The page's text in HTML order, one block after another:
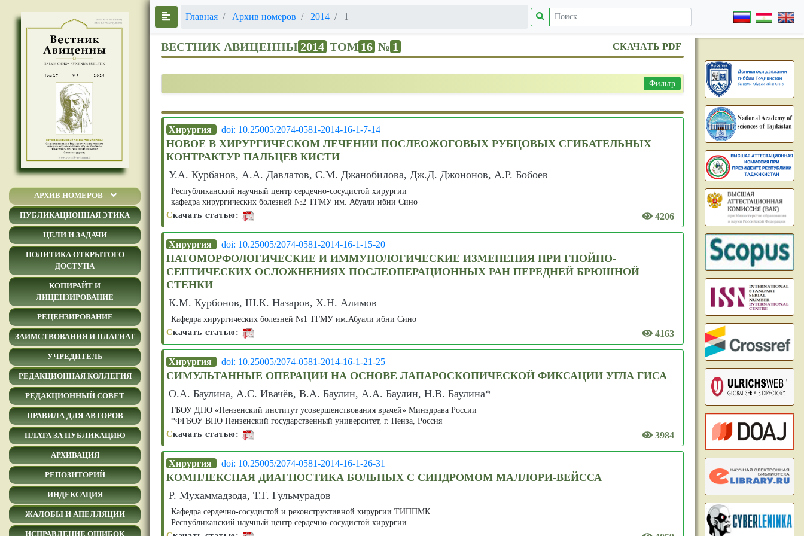
АРХИВ НОМЕРОВ
ПУБЛИКАЦИОННАЯ ЭТИКА
ЦЕЛИ И ЗАДАЧИ
ПОЛИТИКА ОТКРЫТОГО
ДОСТУПА
КОПИРАЙТ И
ЛИЦЕНЗИРОВАНИЕ
РЕЦЕНЗИРОВАНИЕ
ЗАИМСТВОВАНИЯ И ПЛАГИАТ
УЧРЕДИТЕЛЬ
РЕДАКЦИОННАЯ КОЛЛЕГИЯ
РЕДАКЦИОННЫЙ СОВЕТ
ПРАВИЛА ДЛЯ АВТОРОВ
ПЛАТА ЗА ПУБЛИКАЦИЮ
АРХИВАЦИЯ
РЕПОЗИТОРИЙ
ИНДЕКСАЦИЯ
ЖАЛОБЫ И АПЕЛЛЯЦИИ
ИСПРАВЛЕНИЕ ОШИБОК
Главная Архив номеров 2014 1
ВЕСТНИК АВИЦЕННЫ2014 ТОМ 16 № 1 СКАЧАТЬ PDF
Фильтр
Хирургия doi: 10.25005/2074-0581-2014-16-1-7-14
НОВОЕ В ХИРУРГИЧЕСКОМ ЛЕЧЕНИИ ПОСЛЕОЖОГОВЫХ РУБЦОВЫХ СГИБАТЕЛЬНЫХ
КОНТРАКТУР ПАЛЬЦЕВ КИСТИ
У.А. Курбанов, А.А. Давлатов, С.М. Джанобилова, Дж.Д. Джононов, А.Р. Бобоев
Республиканский научный центр сердечно-сосудистой хирургии
кафедра хирургических болезней №2 ТГМУ им. Абуали ибни Сино
Скачать статью: 4206
Хирургия doi: 10.25005/2074-0581-2014-16-1-15-20
ПАТОМОРФОЛОГИЧЕСКИЕ И ИММУНОЛОГИЧЕСКИЕ ИЗМЕНЕНИЯ ПРИ ГНОЙНО-
СЕПТИЧЕСКИХ ОСЛОЖНЕНИЯХ ПОСЛЕОПЕРАЦИОННЫХ РАН ПЕРЕДНЕЙ БРЮШНОЙ
СТЕНКИ
К.М. Курбонов, Ш.К. Назаров, Х.Н. Алимов
Кафедра хирургических болезней №1 ТГМУ им.Абуали ибни Сино
Скачать статью: 4163
Хирургия doi: 10.25005/2074-0581-2014-16-1-21-25
СИМУЛЬТАННЫЕ ОПЕРАЦИИ НА ОСНОВЕ ЛАПАРОСКОПИЧЕСКОЙ ФИКСАЦИИ УГЛА ГИСА
О.А. Баулина, А.С. Ивачёв, В.А. Баулин, А.А. Баулин, Н.В. Баулина*
ГБОУ ДПО «Пензенский институт усовершенствования врачей» Минздрава России
*ФГБОУ ВПО Пензенский государственный университет, г. Пенза, Россия
Скачать статью: 3984
Хирургия doi: 10.25005/2074-0581-2014-16-1-26-31
КОМПЛЕКСНАЯ ДИАГНОСТИКА БОЛЬНЫХ С СИНДРОМОМ МАЛЛОРИ-ВЕЙССА
Р. Мухаммадзода, Т.Г. Гульмурадов
Кафедра сердечно-сосудистой и реконструктивной хирургии ТИППМК
Республиканский научный центр сердечно-сосудистой хирургии